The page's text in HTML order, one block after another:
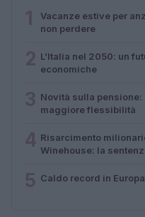
Vacanze estive per
non perdere
L’Italia nel 2050: un
economiche
Novità sulla
maggiore flessibilità
Risarcimento
Winehouse: la
Caldo record in